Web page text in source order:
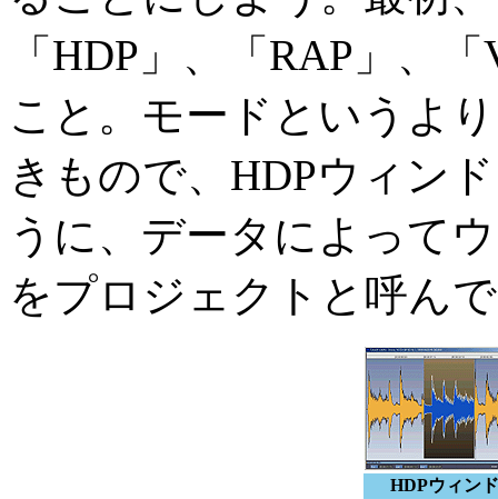
「HDP」、「RAP」、
こと。モードというよ
きもので、HDPウィン
うに、データによって
をプロジェクトと呼ん
HDPウィン